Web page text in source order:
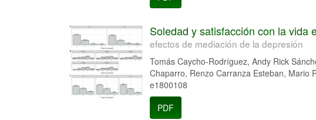
Soledad y satisfacción con la vida
efectos de mediación de la depresión
Tomás Caycho-Rodríguez, Andy Rick
Chaparro, Renzo Carranza Esteban, Mario
e1800108
PDF